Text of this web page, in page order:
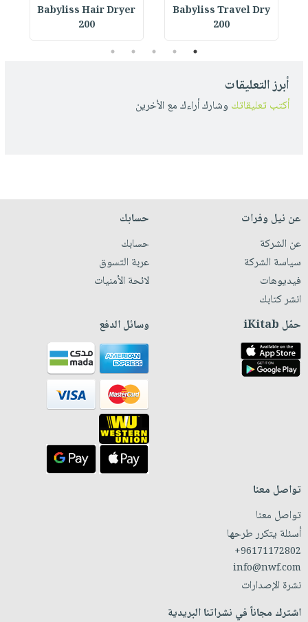
Babyliss Travel Dry
200
Babyliss Hair Dryer
200
1
2
3
4
5
أبرز التعليقات
أكتب تعليقاتك وشارك أراءك مع الأخرين
عن نيل وفرات
عن الشركة
سياسة الشركة
فيديوهات
انشر كتابك
حسابك
حسابك
عربة التسوق
لائحة الأمنيات
حمّل iKitab وسائل الدفع
تواصل معنا
تواصل معنا
أسئلة يتكرر طرحها
+96171172802
info@nwf.com
نشرة الإصدارات
اشترك مجاناً في نشراتنا البريدية